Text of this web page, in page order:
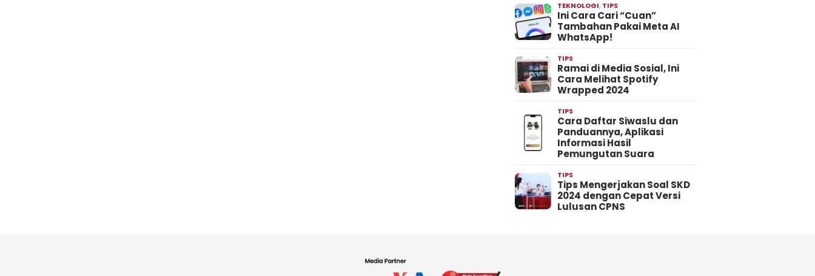
TEKNOLOGI, TIPS
Ini Cara Cari “Cuan”
Tambahan Pakai Meta AI
WhatsApp!
TIPS
Ramai di Media Sosial, Ini
Cara Melihat Spotify
Wrapped 2024
TIPS
Cara Daftar Siwaslu dan
Panduannya, Aplikasi
Informasi Hasil
Pemungutan Suara
TIPS
Tips Mengerjakan Soal SKD
2024 dengan Cepat Versi
Lulusan CPNS